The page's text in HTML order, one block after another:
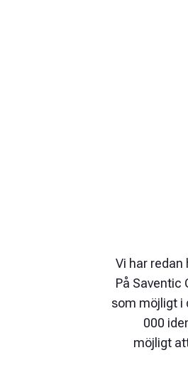
Vi har
På Saventic
som möjligt i
000
möjligt